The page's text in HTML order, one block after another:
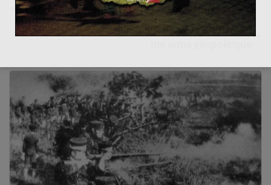
Le Mexique devant un changement historique
Pourquoi l’Espagne gagne-t-elle tout ? Le sport com